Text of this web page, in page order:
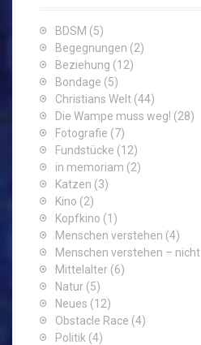
BDSM (5)
Begegnungen (2)
Beziehung (12)
Bondage (5)
Christians Welt (44)
Die Wampe muss weg! (28)
Fotografie (7)
Fundstücke (12)
in memoriam (2)
Katzen (3)
Kino (2)
Kopfkino (1)
Menschen verstehen (4)
Menschen verstehen – nicht
Mittelalter (6)
Natur (5)
Neues (12)
Obstacle Race (4)
Politik (4)